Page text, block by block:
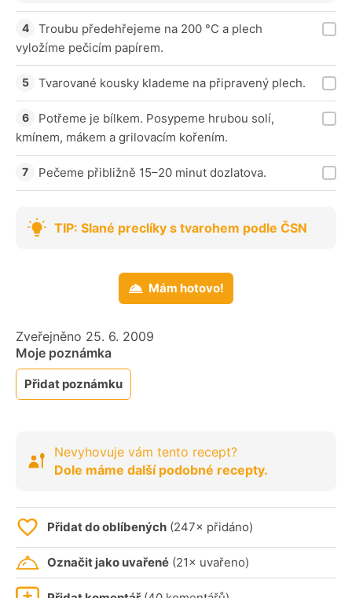
Troubu předehřejeme na 200 °C a plech
vyložíme pečicím papírem.
Tvarované kousky klademe na připravený plech.
Potřeme je bílkem. Posypeme hrubou solí,
kmínem, mákem a grilovacím kořením.
Pečeme přibližně 15–20 minut dozlatova.
TIP: Slané preclíky s tvarohem podle ČSN
Mám hotovo!
Zveřejněno 25. 6. 2009
Moje poznámka
Přidat poznámku
Nevyhovuje vám tento recept?
Dole máme další podobné recepty.
Přidat do oblíbených (247× přidáno)
Označit jako uvařené (21× uvařeno)